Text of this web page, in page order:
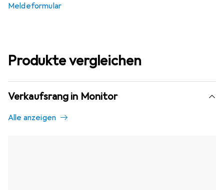
Meldeformular
Produkte vergleichen
Verkaufsrang in Monitor
Alle anzeigen